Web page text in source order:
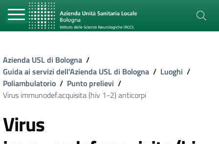
Azienda USL di Bologna /
Guida ai servizi dell'Azienda USL di Bologna / Luoghi /
Poliambulatorio / Punto prelievi /
Virus immunodef.acquisita (hiv 1-2) anticorpi
Virus